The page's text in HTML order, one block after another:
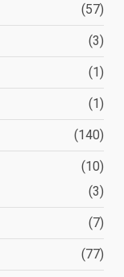
(57)
(3)
(1)
(1)
(140)
(10)
(3)
(7)
(77)